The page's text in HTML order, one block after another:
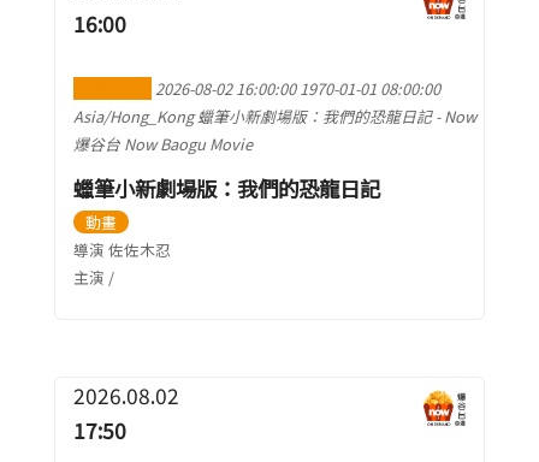
16:00
2026-08-02 16:00:00 1970-01-01 08:00:00
Asia/Hong_Kong 蠟筆小新劇場版：我們的恐龍日記 - Now
爆谷台 Now Baogu Movie
蠟筆小新劇場版：我們的恐龍日記
動畫
導演 佐佐木忍
主演 /
2026.08.02
17:50